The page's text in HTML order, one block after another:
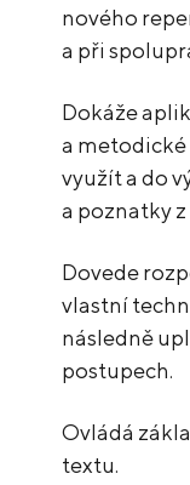
nového
a při
Dokáže
a
využít a do
a poznatky z
Dovede
vlastní
následně
postupech.
Ovládá
textu.